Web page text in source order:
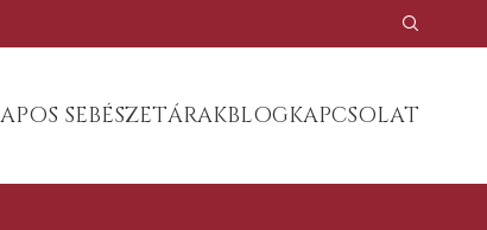
SEBÉSZETÁRAKBLOGKAPCSOLAT